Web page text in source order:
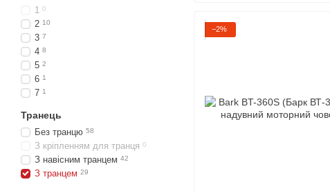
−2%
1 0
2 10
3 7
4 8
5 2
6 1
7 1
Транець
Без транцю 58
З кріпленням для транця 0
З навісним транцем 42
З транцем 29